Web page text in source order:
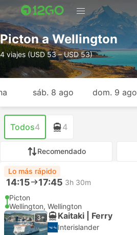
Picton a Wellington
4 viajes (USD 53 – USD 53)
sáb. 8 ago dom. 9 ago
Todos4 4
Recomendado
Lo más rápido
14:15 17:45 3h 30m
Picton
Wellington, Wellington
3+ Kaitaki | Ferry
Interislander